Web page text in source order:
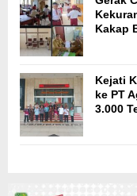
Kakap
Kejati
ke PT
3.000